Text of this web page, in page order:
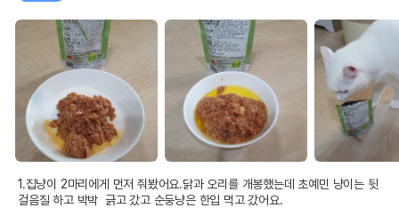
1.집냥이 2마리에게 먼저 줘봤어요.닭과 오리를 개봉했는데 초예민 냥이는 뒷
걸음질 하고 박박  긁고 갔고 순둥냥은 한입 먹고 갔어요.